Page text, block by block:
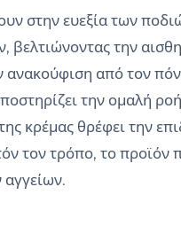
στην ευεξία των
την
ανακούφιση από τον
την ομαλή
κρέμας θρέφει την
τον τρόπο, το προϊόν